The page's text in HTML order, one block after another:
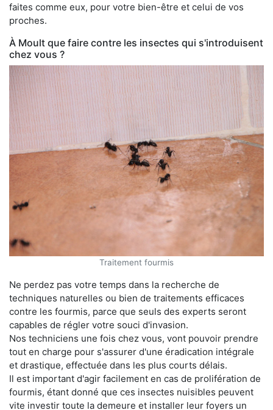
faites comme eux, pour votre bien-être et celui de vos
proches.
À Moult que faire contre les insectes qui s'introduisent
chez vous ?
Traitement fourmis
Ne perdez pas votre temps dans la recherche de
techniques naturelles ou bien de traitements efficaces
contre les fourmis, parce que seuls des experts seront
capables de régler votre souci d'invasion.
Nos techniciens une fois chez vous, vont pouvoir prendre
tout en charge pour s'assurer d'une éradication intégrale
et drastique, effectuée dans les plus courts délais.
Il est important d'agir facilement en cas de prolifération de
fourmis, étant donné que ces insectes nuisibles peuvent
vite investir toute la demeure et installer leur foyers un